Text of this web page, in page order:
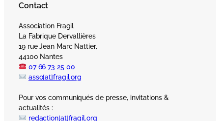
Contact
Association Fragil
La Fabrique Dervallières
19 rue Jean Marc Nattier,
44100 Nantes
07 66 73 25 00
asso[at]fragil.org
Pour vos communiqués de presse, invitations &
actualités :
redaction[at]fragil.org